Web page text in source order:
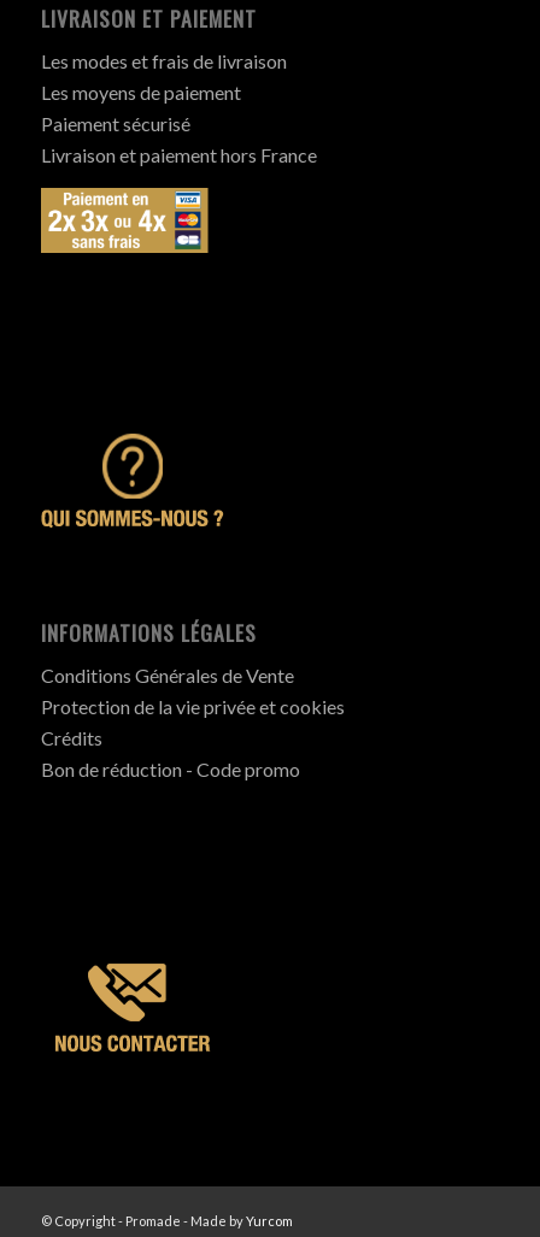
LIVRAISON ET PAIEMENT
Les modes et frais de livraison
Les moyens de paiement
Paiement sécurisé
Livraison et paiement hors France
INFORMATIONS LÉGALES
Conditions Générales de Vente
Protection de la vie privée et cookies
Crédits
Bon de réduction - Code promo
© Copyright - Promade - Made byYurcom